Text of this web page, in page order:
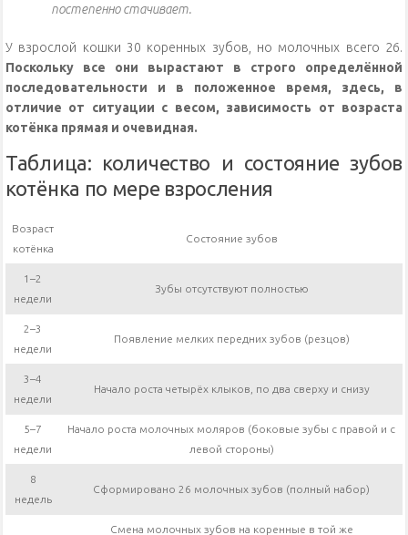
постепенно стачивает.
У взрослой кошки 30 коренных зубов, но молочных всего 26.
Поскольку все они вырастают в строго определённой
последовательности и в положенное время, здесь, в
отличие от ситуации с весом, зависимость от возраста
котёнка прямая и очевидная.
Таблица: количество и состояние зубов
котёнка по мере взросления
Возраст
котёнка
Состояние зубов
1–2
недели
Зубы отсутствуют полностью
2–3
недели
Появление мелких передних зубов (резцов)
3–4
недели
Начало роста четырёх клыков, по два сверху и снизу
5–7
недели
Начало роста молочных моляров (боковые зубы с правой и с
левой стороны)
8
недель
Сформировано 26 молочных зубов (полный набор)
Смена молочных зубов на коренные в той же